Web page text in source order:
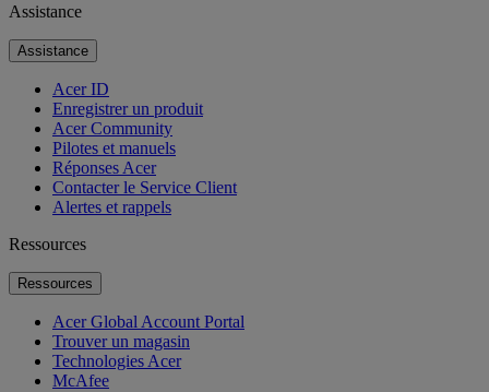
Assistance
Assistance
Acer ID
Enregistrer un produit
Acer Community
Pilotes et manuels
Réponses Acer
Contacter le Service Client
Alertes et rappels
Ressources
Ressources
Acer Global Account Portal
Trouver un magasin
Technologies Acer
McAfee